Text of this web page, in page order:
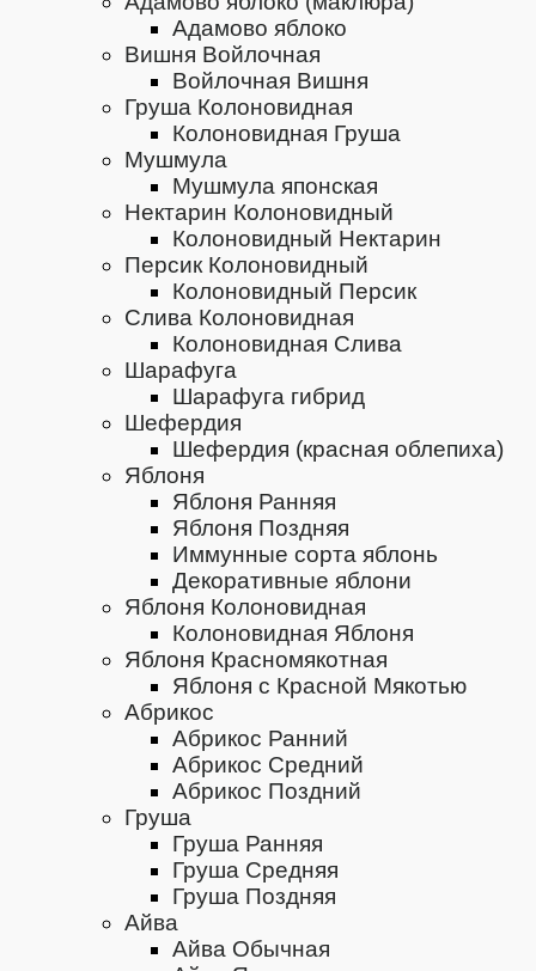
Адамово яблоко
Вишня Войлочная
Войлочная Вишня
Груша Колоновидная
Колоновидная Груша
Мушмула
Мушмула японская
Нектарин Колоновидный
Колоновидный Нектарин
Персик Колоновидный
Колоновидный Персик
Слива Колоновидная
Колоновидная Слива
Шарафуга
Шарафуга гибрид
Шефердия
Шефердия (красная облепиха)
Яблоня
Яблоня Ранняя
Яблоня Поздняя
Иммунные сорта яблонь
Декоративные яблони
Яблоня Колоновидная
Колоновидная Яблоня
Яблоня Красномякотная
Яблоня с Красной Мякотью
Абрикос
Абрикос Ранний
Абрикос Средний
Абрикос Поздний
Груша
Груша Ранняя
Груша Средняя
Груша Поздняя
Айва
Айва Обычная